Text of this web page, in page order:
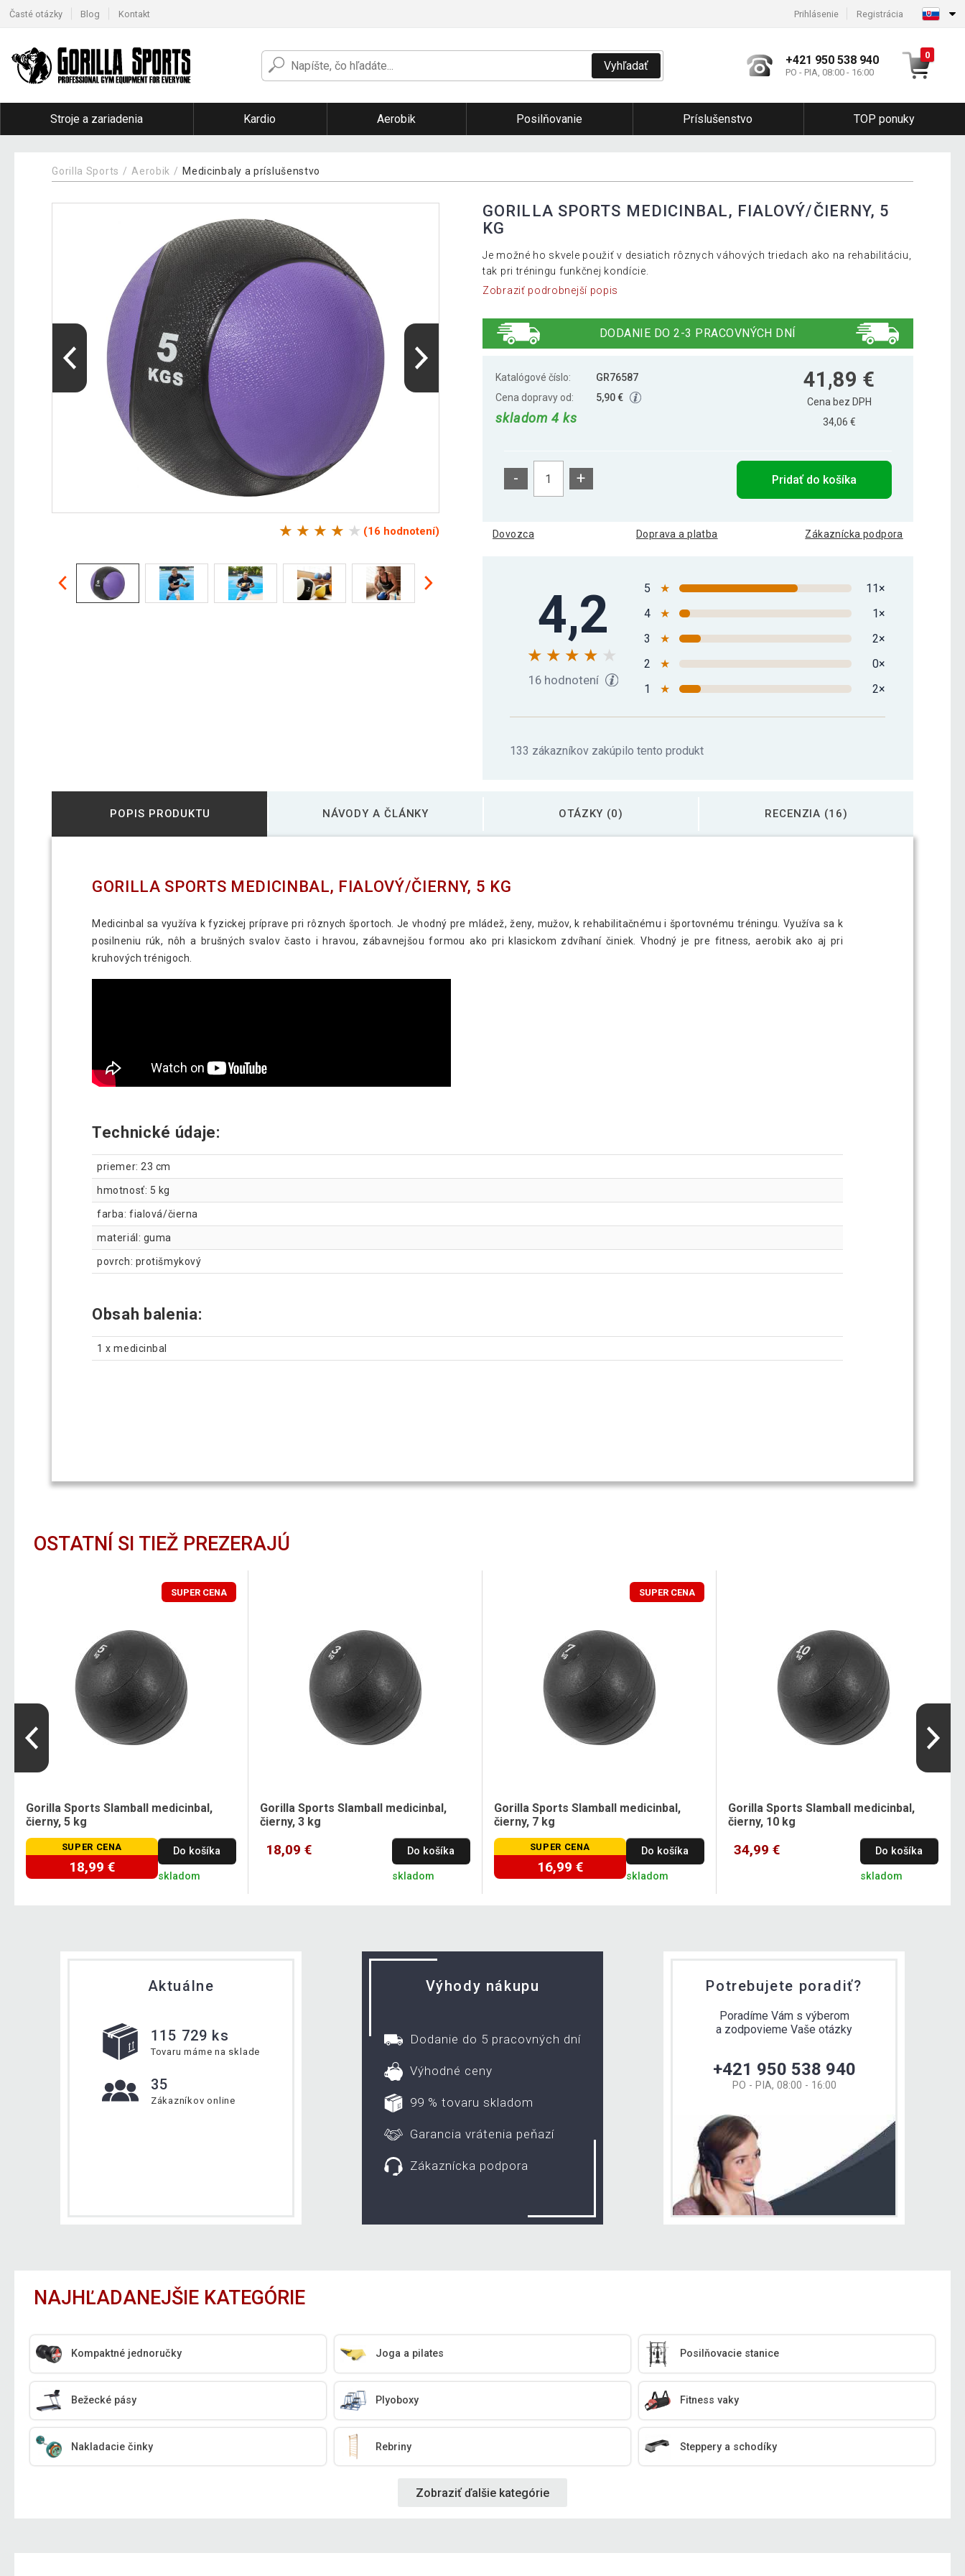
Časté otázky Blog Kontakt Prihlásenie Registrácia
Vyhľadať +421 950 538 940
PO - PIA, 08:00 - 16:00
0
Stroje a zariadenia Kardio Aerobik Posilňovanie Príslušenstvo TOP ponuky
Gorilla Sports Aerobik Medicinbaly a príslušenstvo
(16 hodnotení)
GORILLA SPORTS MEDICINBAL, FIALOVÝ/ČIERNY, 5
KG
Je možné ho skvele použiť v desiatich rôznych váhových triedach ako na rehabilitáciu,
tak pri tréningu funkčnej kondície.
Zobraziť podrobnejší popis
DODANIE DO 2-3 PRACOVNÝCH DNÍ
Katalógové číslo:
GR76587
Cena dopravy od:
5,90 €
skladom 4 ks
41,89 €
Cena bez DPH
34,06 €
- + Pridať do košíka
Dovozca Doprava a platba Zákaznícka podpora
4,2
16 hodnotení
5 ★
11×
4
★
1×
3
★
2×
2
★
0×
1
★ 2×
133 zákazníkov zakúpilo tento produkt
POPIS PRODUKTU NÁVODY A ČLÁNKY OTÁZKY (0) RECENZIA (16)
GORILLA SPORTS MEDICINBAL, FIALOVÝ/ČIERNY, 5 KG
Medicinbal sa využíva k fyzickej príprave pri rôznych športoch. Je vhodný pre mládež, ženy, mužov, k rehabilitačnému i športovnému tréningu. Využíva sa k
posilneniu rúk, nôh a brušných svalov často i hravou, zábavnejšou formou ako pri klasickom zdvíhaní činiek. Vhodný je pre fitness, aerobik ako aj pri
kruhových trénigoch.
Technické údaje:
priemer: 23 cm
hmotnosť: 5 kg
farba: fialová/čierna
materiál: guma
povrch: protišmykový
Obsah balenia:
1 x medicinbal
OSTATNÍ SI TIEŽ PREZERAJÚ
SUPER CENA
Gorilla Sports Slamball medicinbal,
čierny, 5 kg
SUPER CENA
18,99 €
Do košíka
skladom
Gorilla Sports Slamball medicinbal,
čierny, 3 kg
18,09 € Do košíka
skladom
SUPER CENA
Gorilla Sports Slamball medicinbal,
čierny, 7 kg
SUPER CENA
16,99 €
Do košíka
skladom
Gorilla Sports Slamball medicinbal,
čierny, 10 kg
34,99 € Do košíka
skladom
Aktuálne
115 729 ks
Tovaru máme na sklade
35
Zákazníkov online
Výhody nákupu
Dodanie do 5 pracovných dní
Výhodné ceny
99 % tovaru skladom
Garancia vrátenia peňazí
Zákaznícka podpora
Potrebujete poradiť?
Poradíme Vám s výberom
a zodpovieme Vaše otázky
+421 950 538 940
PO - PIA, 08:00 - 16:00
NAJHĽADANEJŠIE KATEGÓRIE
Kompaktné jednoručky Joga a pilates Posilňovacie stanice
Bežecké pásy Plyoboxy Fitness vaky
Nakladacie činky Rebriny Steppery a schodíky
Zobraziť ďalšie kategórie